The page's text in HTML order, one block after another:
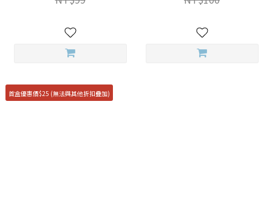
首盒優惠價$25 (無法與其他折扣疊加)